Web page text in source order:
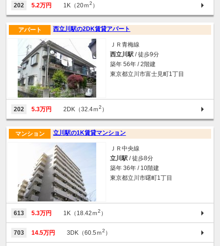
202 5.2万円 1K（20ｍ2 ）
西立川駅の2DK賃貸アパート
アパート
ＪＲ青梅線
西立川駅 / 徒歩9分
築年 56年 / 2階建
東京都立川市富士見町1丁目
202 5.3万円 2DK（32.4ｍ2 ）
立川駅の1K賃貸マンション
マンション
ＪＲ中央線
立川駅 / 徒歩8分
築年 36年 / 10階建
東京都立川市曙町1丁目
613 5.3万円 1K（18.42ｍ2 ）
703 14.5万円 3DK（60.5ｍ2 ）